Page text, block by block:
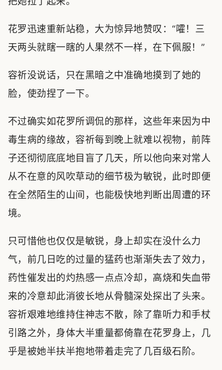
花罗迅速重新站稳，大为惊异地赞叹：“嚯！三
天两头就瞎一瞎的人果然不一样，在下佩服！”
容祈没说话，只在黑暗之中准确地摸到了她的
脸，使劲捏了一下。
不过确实如花罗所调侃的那样，这些年来因为中
毒生病的缘故，容祈每到晚上就难以视物，前阵
子还彻彻底底地目盲了几天，所以他向来对常人
从不在意的风吹草动的细节极为敏锐，此时即便
在全然陌生的山间，也能极快地判断出周遭的环
境。
只可惜他也仅仅是敏锐，身上却实在没什么力
气，前几日吃的过量的猛药也渐渐失去了效力，
药性催发出的灼热感一点点冷却，高烧和失血带
来的冷意却此消彼长地从骨髓深处探出了头来。
容祈艰难地维持住神志不散，除了靠听力和手杖
引路之外，身体大半重量都倚靠在花罗身上，几
乎是被她半扶半抱地带着走完了几百级石阶。